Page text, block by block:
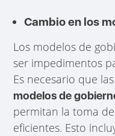
Cambio en los
Los modelos de
ser impedimentos
Es necesario que
modelos de
permitan la toma
eficientes. Esto